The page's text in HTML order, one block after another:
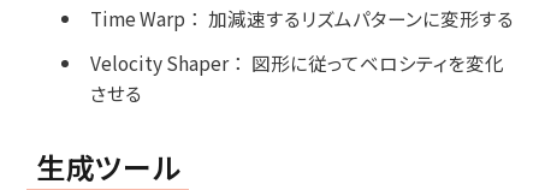
Time Warp ： 加減速するリズムパターンに変形する
Velocity Shaper： 図形に従ってベロシティを変化
させる
生成ツール